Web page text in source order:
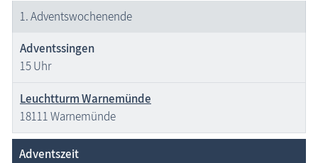
1. Advents­wochenende
Adventssingen
15 Uhr
Leuchtturm Warnemünde
18111 Warnemünde
Adventszeit